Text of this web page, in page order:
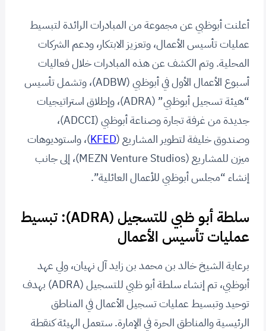
أعلنت أبوظبي عن مجموعة من المبادرات الرائدة لتبسيط
عمليات تأسيس الأعمال، وتعزيز الابتكار، ودعم الشركات
المحلية. وتم الكشف عن هذه المبادرات خلال فعاليات
أسبوع الأعمال الأول في أبوظبي (ADBW)، وتشمل تأسيس
“هيئة تسجيل أبوظبي” (ADRA)، وإطلاق استراتيجيات
جديدة من غرفة تجارة وصناعة أبوظبي (ADCCI)،
وصندوق خليفة لتطوير المشاريع (KFED)، واستوديوهات
ميزن للمشاريع (MEZN Venture Studios)، إلى جانب
إنشاء “مجلس أبوظبي للأعمال العائلية”.
سلطة أبو ظبي للتسجيل (ADRA): تبسيط
عمليات تأسيس الأعمال
برعاية الشيخ خالد بن محمد بن زايد آل نهيان، ولي عهد
أبوظبي، تم إنشاء سلطة أبو ظبي للتسجيل (ADRA) بهدف
توحيد وتبسيط عمليات تسجيل الأعمال في المناطق
الرئيسية والمناطق الحرة في الإمارة. ستعمل الهيئة كنقطة